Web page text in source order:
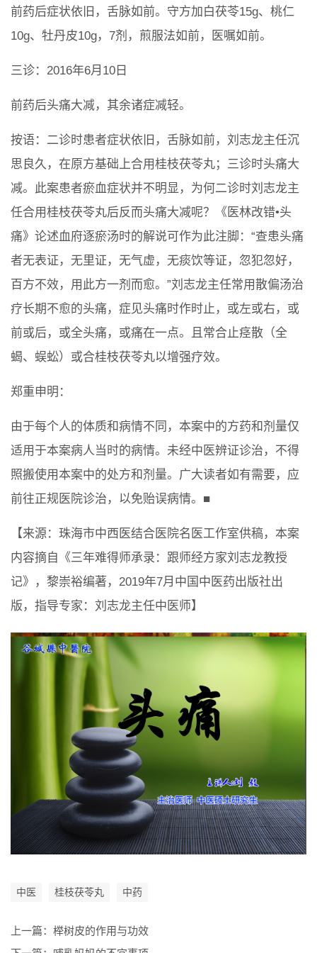
前药后症状依旧，舌脉如前。守方加白茯苓15g、桃仁
10g、牡丹皮10g，7剂，煎服法如前，医嘱如前。
三诊：2016年6月10日
前药后头痛大减，其余诸症减轻。
按语：二诊时患者症状依旧，舌脉如前，刘志龙主任沉
思良久，在原方基础上合用桂枝茯苓丸；三诊时头痛大
减。此案患者瘀血症状并不明显，为何二诊时刘志龙主
任合用桂枝茯苓丸后反而头痛大减呢？《医林改错•头
痛》论述血府逐瘀汤时的解说可作为此注脚：“查患头痛
者无表证，无里证，无气虚，无痰饮等证，忽犯忽好，
百方不效，用此方一剂而愈。”刘志龙主任常用散偏汤治
疗长期不愈的头痛，症见头痛时作时止，或左或右，或
前或后，或全头痛，或痛在一点。且常合止痉散（全
蝎、蜈蚣）或合桂枝茯苓丸以增强疗效。
郑重申明：
由于每个人的体质和病情不同，本案中的方药和剂量仅
适用于本案病人当时的病情。未经中医辨证诊治，不得
照搬使用本案中的处方和剂量。广大读者如有需要，应
前往正规医院诊治，以免贻误病情。■
【来源：珠海市中西医结合医院名医工作室供稿，本案
内容摘自《三年难得师承录：跟师经方家刘志龙教授
记》，黎崇裕编著，2019年7月中国中医药出版社出
版，指导专家：刘志龙主任中医师】
中医 桂枝茯苓丸 中药
上一篇： 榉树皮的作用与功效